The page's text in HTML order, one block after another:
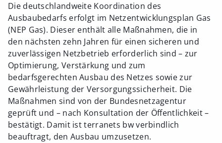
Die deutschlandweite Koordination des
Ausbaubedarfs erfolgt im Netzentwicklungsplan Gas
(NEP Gas). Dieser enthält alle Maßnahmen, die in
den nächsten zehn Jahren für einen sicheren und
zuverlässigen Netzbetrieb erforderlich sind – zur
Optimierung, Verstärkung und zum
bedarfsgerechten Ausbau des Netzes sowie zur
Gewährleistung der Versorgungssicherheit. Die
Maßnahmen sind von der Bundesnetzagentur
geprüft und – nach Konsultation der Öffentlichkeit –
bestätigt. Damit ist terranets bw verbindlich
beauftragt, den Ausbau umzusetzen.